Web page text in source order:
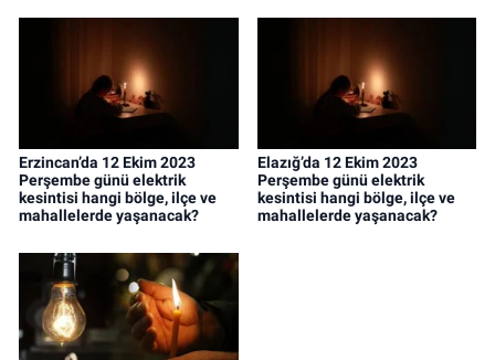
Erzincan’da 12 Ekim 2023
Perşembe günü elektrik
kesintisi hangi bölge, ilçe ve
mahallelerde yaşanacak?
Elazığ’da 12 Ekim 2023
Perşembe günü elektrik
kesintisi hangi bölge, ilçe ve
mahallelerde yaşanacak?